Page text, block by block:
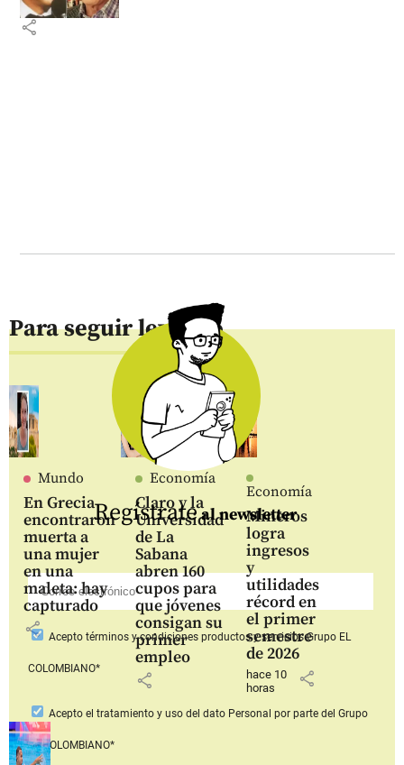
share
Para seguir leyendo
Mundo
En Grecia
encontraron
muerta a
una mujer
en una
maleta: hay
capturado
share
Economía
Claro y la
Universidad
de La
Sabana
abren 160
cupos para
que jóvenes
consigan su
primer
empleo
share
Economía
Mineros
logra
ingresos
y
utilidades
récord en
el primer
semestre
de 2026
hace 10
horas
share
Regístrateal newsletter
Aceptotérminos y condiciones productos y serviciosGrupo EL
COLOMBIANO*
Acepto el tratamiento y uso del dato Personal por parte del Grupo
EL COLOMBIANO*